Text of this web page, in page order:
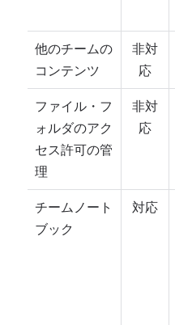
他のチームの
コンテンツ
非対
応
ファイル・フ
ォルダのアク
セス許可の管
理
非対
応
チームノート
ブック
対応